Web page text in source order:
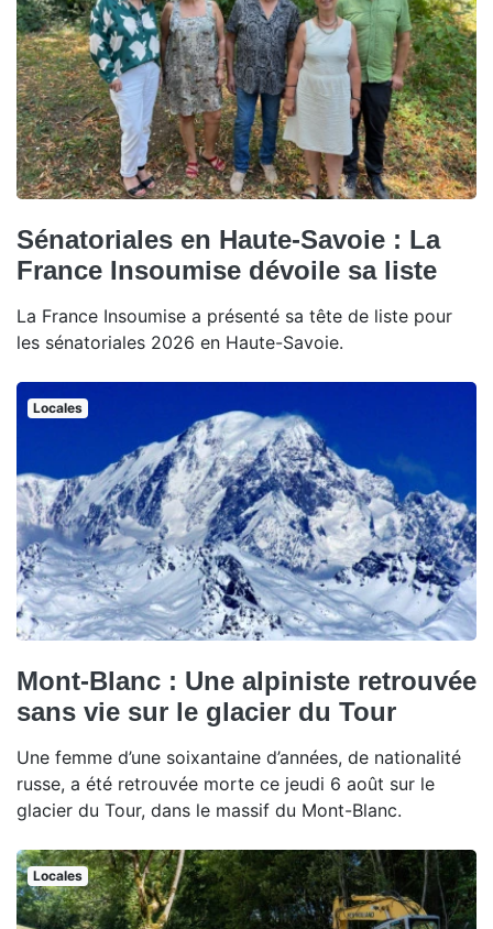
Sénatoriales en Haute-Savoie : La
France Insoumise dévoile sa liste
La France Insoumise a présenté sa tête de liste pour
les sénatoriales 2026 en Haute-Savoie.
Locales
Mont-Blanc : Une alpiniste retrouvée
sans vie sur le glacier du Tour
Une femme d’une soixantaine d’années, de nationalité
russe, a été retrouvée morte ce jeudi 6 août sur le
glacier du Tour, dans le massif du Mont-Blanc.
Locales